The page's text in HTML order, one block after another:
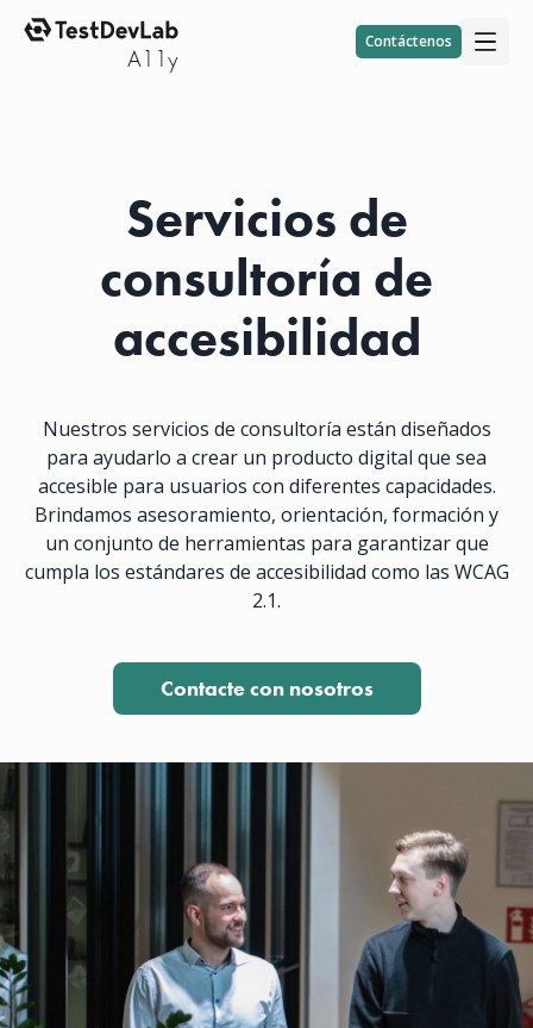
Contáctenos
Servicios de
consultoría de
accesibilidad
Nuestros servicios de consultoría están diseñados
para ayudarlo a crear un producto digital que sea
accesible para usuarios con diferentes capacidades.
Brindamos asesoramiento, orientación, formación y
un conjunto de herramientas para garantizar que
cumpla los estándares de accesibilidad como las WCAG
2.1.
Haga clic para ponerse en
Contacte con nosotros